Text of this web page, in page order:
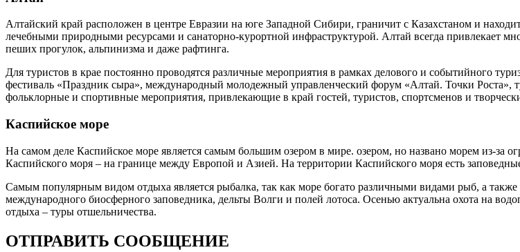
Алтайский край расположен в центре Евразии на юге Западной Сибири, граничит с Казахстаном и
лечебными природными ресурсами и санаторно-курортной инфраструктурой. Алтай всегда привлекает
пеших прогулок, альпинизма и даже рафтинга.
Для туристов в крае постоянно проводятся различные мероприятия в рамках делового и событийного
фестиваль «Праздник сыра», международный молодежный управленческий форум «Алтай. Точки Роста»,
фольклорные и спортивные мероприятия, привлекающие в край гостей, туристов, спортсменов и
Каспийское море
На самом деле Каспийское море является самым большим озером в мире. озером, но названо морем из-за
Каспийского моря – на границе между Европой и Азией. На территории Каспийского моря есть
Самым популярным видом отдыха является рыбалка, так как море богато различными видами рыб, а
международного биосферного заповедника, дельты Волги и полей лотоса. Осенью актуальна охота на
отдыха – туры отшельничества.
ОТПРАВИТЬ СООБЩЕНИЕ